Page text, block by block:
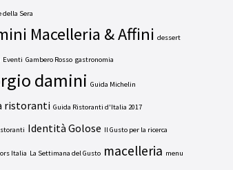
della Sera
Macelleria & Affini dessert
Eventi Gambero Rosso gastronomia
damini Guida Michelin
ristoranti Guida Ristoranti d'Italia 2017
Identità Golose Il Gusto per la ricerca
Italia La Settimana del Gusto macelleria menu